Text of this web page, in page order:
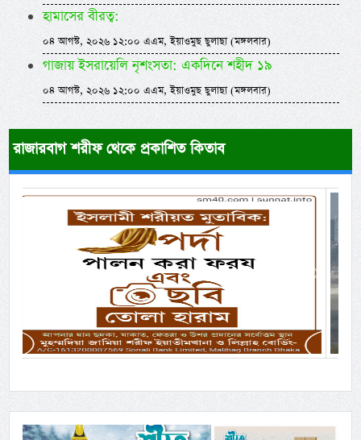
হামাসের বীরত্ব:
০৪ আগস্ট, ২০২৬ ১২:০০ এএম, ইয়াওমুছ ছুলাছা (মঙ্গলবার)
গাজায় ইসরায়েলি নৃশংসতা: একদিনে শহীদ ১৯
০৪ আগস্ট, ২০২৬ ১২:০০ এএম, ইয়াওমুছ ছুলাছা (মঙ্গলবার)
রাজারবাগ শরীফ থেকে প্রকাশিত কিতাব
Next